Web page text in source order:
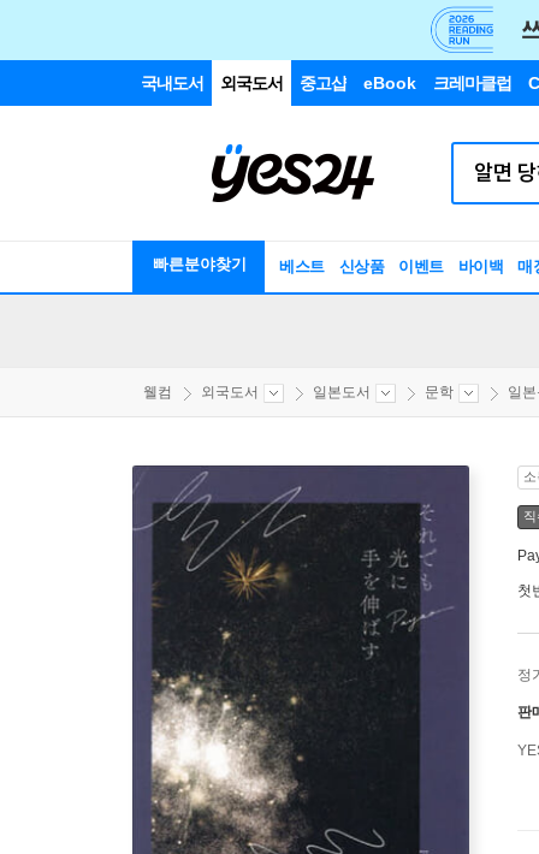
국내도서 외국도서 중고샵 eBook 크레마클럽
빠른분야찾기 베스트 신상품 이벤트 바이백 매
웰컴 외국도서 일본도서 문학 일
첫
정
판